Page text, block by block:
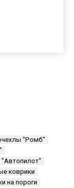
"Ромб"
коврики
на пороги